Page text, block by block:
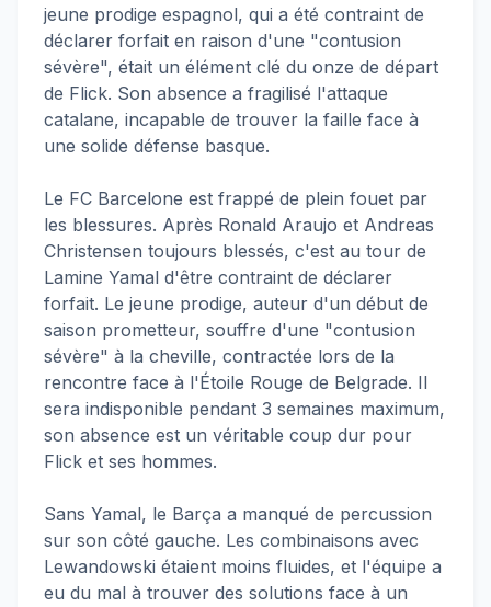
jeune prodige espagnol, qui a été contraint de
déclarer forfait en raison d'une "contusion
sévère", était un élément clé du onze de départ
de Flick. Son absence a fragilisé l'attaque
catalane, incapable de trouver la faille face à
une solide défense basque.
Le FC Barcelone est frappé de plein fouet par
les blessures. Après Ronald Araujo et Andreas
Christensen toujours blessés, c'est au tour de
Lamine Yamal d'être contraint de déclarer
forfait. Le jeune prodige, auteur d'un début de
saison prometteur, souffre d'une "contusion
sévère" à la cheville, contractée lors de la
rencontre face à l'Étoile Rouge de Belgrade. Il
sera indisponible pendant 3 semaines maximum,
son absence est un véritable coup dur pour
Flick et ses hommes.
Sans Yamal, le Barça a manqué de percussion
sur son côté gauche. Les combinaisons avec
Lewandowski étaient moins fluides, et l'équipe a
eu du mal à trouver des solutions face à un